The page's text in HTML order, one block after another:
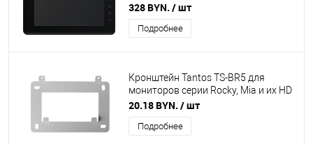
328 BYN. / шт
Подробнее
Кронштейн Tantos TS-BR5 для
мониторов серии Rocky, Mia и их HD
модификаций
20.18 BYN. / шт
Подробнее